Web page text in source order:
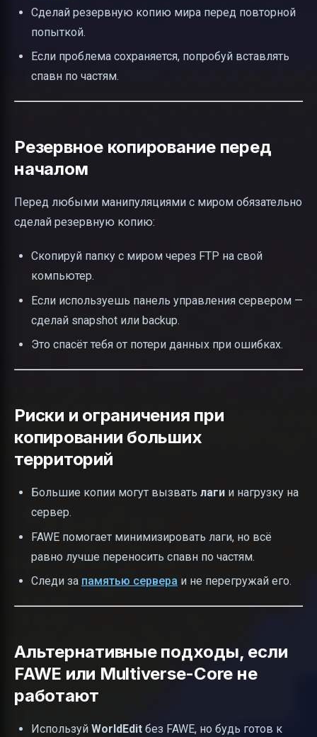
Сделай резервную копию мира перед повторной
попыткой.
Если проблема сохраняется, попробуй вставлять
спавн по частям.
Резервное копирование перед
началом
Перед любыми манипуляциями с миром обязательно
сделай резервную копию:
Скопируй папку с миром через FTP на свой
компьютер.
Если используешь панель управления сервером —
сделай snapshot или backup.
Это спасёт тебя от потери данных при ошибках.
Риски и ограничения при
копировании больших
территорий
Большие копии могут вызвать лаги и нагрузку на
сервер.
FAWE помогает минимизировать лаги, но всё
равно лучше переносить спавн по частям.
Следи за памятью сервера и не перегружай его.
Альтернативные подходы, если
FAWE или Multiverse-Core не
работают
Используй WorldEdit без FAWE, но будь готов к